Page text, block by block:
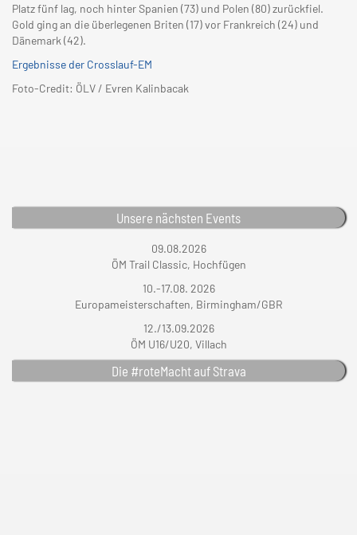
Platz fünf lag, noch hinter Spanien (73) und Polen (80) zurückfiel.
Gold ging an die überlegenen Briten (17) vor Frankreich (24) und
Dänemark (42).
Ergebnisse der Crosslauf-EM
Foto-Credit: ÖLV / Evren Kalinbacak
Unsere nächsten Events
09.08.2026
ÖM Trail Classic, Hochfügen
10.-17.08. 2026
Europameisterschaften, Birmingham/GBR
12./13.09.2026
ÖM U16/U20, Villach
Die #roteMacht auf Strava